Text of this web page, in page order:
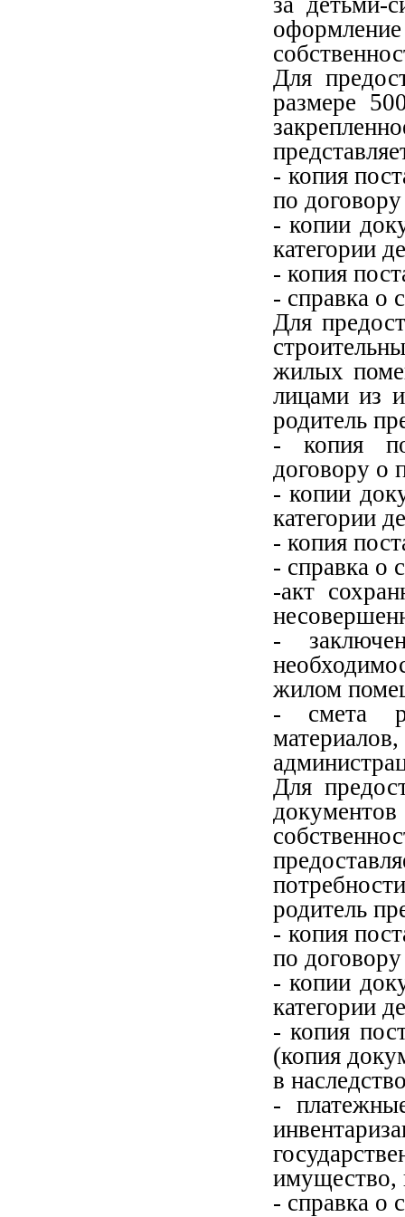
Для
размере
- копия
по
- копии
категории
- копия
- справка о
Для
жилых
лицами из
родитель
- копия
договору о
- копии
категории
- копия
- справка о
-акт
-
жилом
- смета
Для
родитель
- копия
по
- копии
категории
- копия
(копия
в
-
имущество,
- справка о